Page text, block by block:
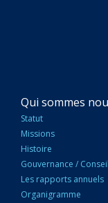
PRINCIPALE
Qui sommes
Statut
Missions
Histoire
Gouvernance /
Les rapports annuels
Organigramme